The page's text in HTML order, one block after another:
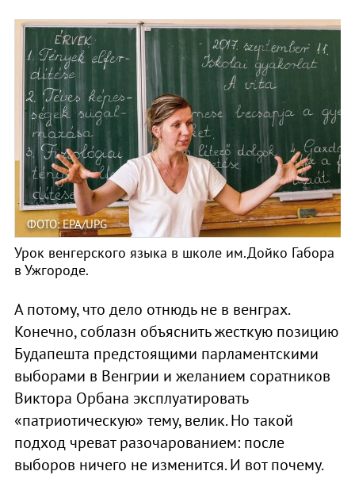
ФОТО: EPA/UPG
Урок венгерского языка в школе им.Дойко Габора
в Ужгороде.
А потому, что дело отнюдь не в венграх.
Конечно, соблазн объяснить жесткую позицию
Будапешта предстоящими парламентскими
выборами в Венгрии и желанием соратников
Виктора Орбана эксплуатировать
«патриотическую» тему, велик. Но такой
подход чреват разочарованием: после
выборов ничего не изменится. И вот почему.